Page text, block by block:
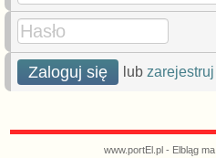
Hasło
Zaloguj się lub zarejestruj
www.portEl.pl - Elbląg